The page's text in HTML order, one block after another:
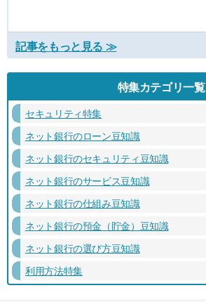
記事をもっと見る ≫
特集カテゴリ一覧
セキュリティ特集
ネット銀行のローン豆知識
ネット銀行のセキュリティ豆知識
ネット銀行のサービス豆知識
ネット銀行の仕組み豆知識
ネット銀行の預金（貯金）豆知識
ネット銀行の選び方豆知識
利用方法特集